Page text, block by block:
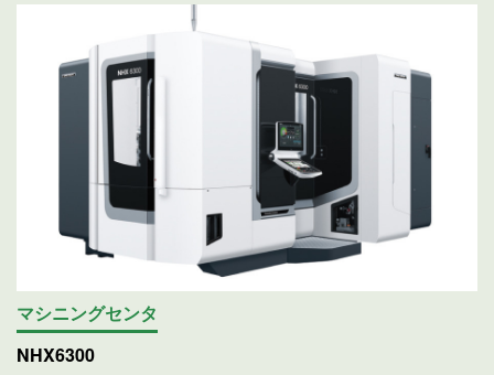
マシニングセンタ
NHX6300